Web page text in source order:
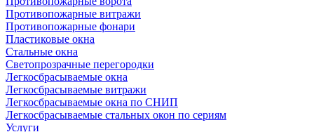
Противопожарные витражи
Противопожарные фонари
Пластиковые окна
Стальные окна
Светопрозрачные перегородки
Легкосбрасываемые окна
Легкосбрасываемые витражи
Легкосбрасываемые окна по СНИП
Легкосбрасываемые стальных окон по сериям
Услуги